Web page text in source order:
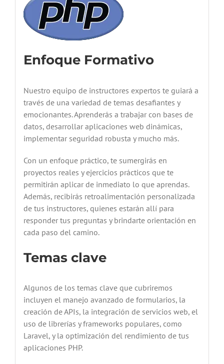
Enfoque Formativo
Nuestro equipo de instructores expertos te guiará a
través de una variedad de temas desafiantes y
emocionantes. Aprenderás a trabajar con bases de
datos, desarrollar aplicaciones web dinámicas,
implementar seguridad robusta y mucho más.
Con un enfoque práctico, te sumergirás en
proyectos reales y ejercicios prácticos que te
permitirán aplicar de inmediato lo que aprendas.
Además, recibirás retroalimentación personalizada
de tus instructores, quienes estarán allí para
responder tus preguntas y brindarte orientación en
cada paso del camino.
Temas clave
Algunos de los temas clave que cubriremos
incluyen el manejo avanzado de formularios, la
creación de APIs, la integración de servicios web, el
uso de librerías y frameworks populares, como
Laravel, y la optimización del rendimiento de tus
aplicaciones PHP.